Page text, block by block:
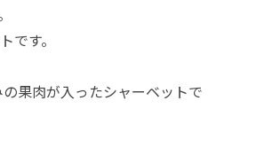
です。
果肉が入ったシャーベットで